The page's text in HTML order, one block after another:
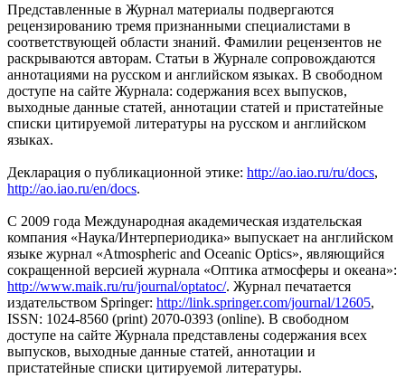
Представленные в Журнал материалы подвергаются
рецензированию тремя признанными специалистами в
соответствующей области знаний. Фамилии рецензентов не
раскрываются авторам. Статьи в Журнале сопровождаются
аннотациями на русском и английском языках. В свободном
доступе на сайте Журнала: содержания всех выпусков,
выходные данные статей, аннотации статей и пристатейные
списки цитируемой литературы на русском и английском
языках.
Декларация о публикационной этике: http://ao.iao.ru/ru/docs,
http://ao.iao.ru/en/docs.
С 2009 года Международная академическая издательская
компания «Наука/Интерпериодика» выпускает на английском
языке журнал «Atmospheric and Oceanic Optics», являющийся
сокращенной версией журнала «Оптика атмосферы и океана»:
http://www.maik.ru/ru/journal/optatoc/. Журнал печатается
издательством Springer: http://link.springer.com/journal/12605,
ISSN: 1024-8560 (print) 2070-0393 (online). В свободном
доступе на сайте Журнала представлены содержания всех
выпусков, выходные данные статей, аннотации и
пристатейные списки цитируемой литературы.